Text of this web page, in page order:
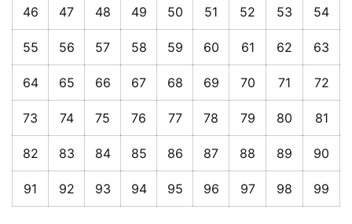
46 47 48 49 50 51 52 53 54
55 56 57 58 59 60 61 62 63
64 65 66 67 68 69 70 71 72
73 74 75 76 77 78 79 80 81
82 83 84 85 86 87 88 89 90
91 92 93 94 95 96 97 98 99